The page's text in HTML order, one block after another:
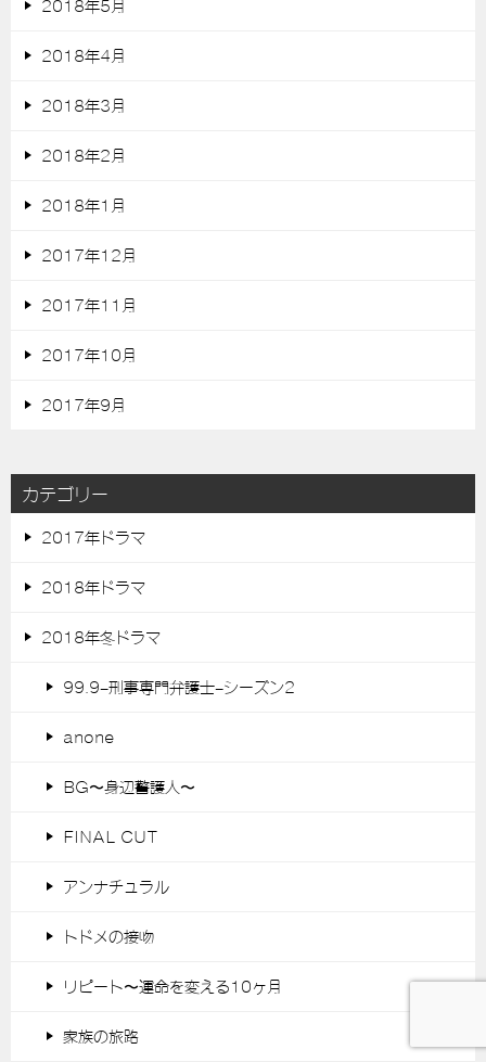
2018年5月
2018年4月
2018年3月
2018年2月
2018年1月
2017年12月
2017年11月
2017年10月
2017年9月
カテゴリー
2017年ドラマ
2018年ドラマ
2018年冬ドラマ
99.9-刑事専門弁護士-シーズン2
anone
BG〜身辺警護人〜
FINAL CUT
アンナチュラル
トドメの接吻
リピート〜運命を変える10ヶ月
家族の旅路